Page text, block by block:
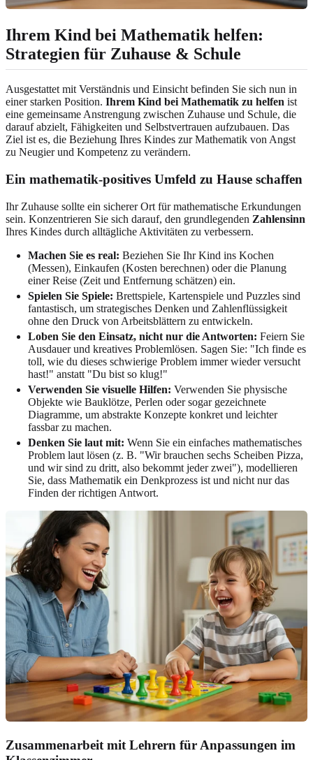
Ihrem Kind bei Mathematik helfen:
Strategien für Zuhause & Schule
Ausgestattet mit Verständnis und Einsicht befinden Sie sich nun in
einer starken Position. Ihrem Kind bei Mathematik zu helfen ist
eine gemeinsame Anstrengung zwischen Zuhause und Schule, die
darauf abzielt, Fähigkeiten und Selbstvertrauen aufzubauen. Das
Ziel ist es, die Beziehung Ihres Kindes zur Mathematik von Angst
zu Neugier und Kompetenz zu verändern.
Ein mathematik-positives Umfeld zu Hause schaffen
Ihr Zuhause sollte ein sicherer Ort für mathematische Erkundungen
sein. Konzentrieren Sie sich darauf, den grundlegenden Zahlensinn
Ihres Kindes durch alltägliche Aktivitäten zu verbessern.
Machen Sie es real: Beziehen Sie Ihr Kind ins Kochen
(Messen), Einkaufen (Kosten berechnen) oder die Planung
einer Reise (Zeit und Entfernung schätzen) ein.
Spielen Sie Spiele: Brettspiele, Kartenspiele und Puzzles sind
fantastisch, um strategisches Denken und Zahlenflüssigkeit
ohne den Druck von Arbeitsblättern zu entwickeln.
Loben Sie den Einsatz, nicht nur die Antworten: Feiern Sie
Ausdauer und kreatives Problemlösen. Sagen Sie: "Ich finde es
toll, wie du dieses schwierige Problem immer wieder versucht
hast!" anstatt "Du bist so klug!"
Verwenden Sie visuelle Hilfen: Verwenden Sie physische
Objekte wie Bauklötze, Perlen oder sogar gezeichnete
Diagramme, um abstrakte Konzepte konkret und leichter
fassbar zu machen.
Denken Sie laut mit: Wenn Sie ein einfaches mathematisches
Problem laut lösen (z. B. "Wir brauchen sechs Scheiben Pizza,
und wir sind zu dritt, also bekommt jeder zwei"), modellieren
Sie, dass Mathematik ein Denkprozess ist und nicht nur das
Finden der richtigen Antwort.
Zusammenarbeit mit Lehrern für Anpassungen im